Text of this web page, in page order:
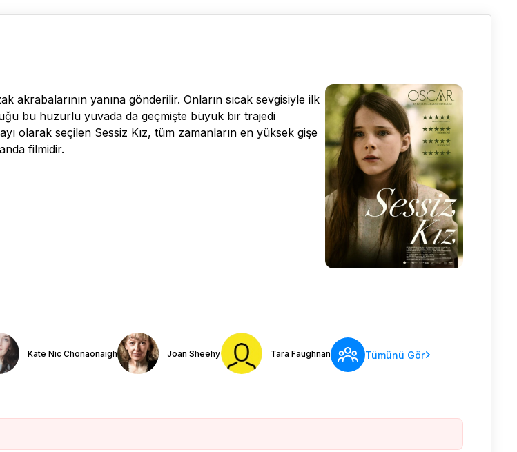
akrabalarının yanına gönderilir. Onların sıcak sevgisiyle ilk
bu huzurlu yuvada da geçmişte büyük bir trajedi
olarak seçilen Sessiz Kız, tüm zamanların en yüksek gişe
filmidir.
Kate Nic Chonaonaigh Joan Sheehy Tara Faughnan Tümünü Gör